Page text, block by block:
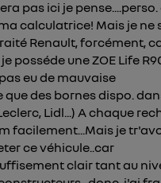
pas ici je pense....perso.
calculatrice! Mais je ne
Renault, forcément,
posséde une ZOE Life
eu de mauvaise
des bornes dispo.
Lidl...) A chaque
facilement...Mais je
ce véhicule..car
clair tant au